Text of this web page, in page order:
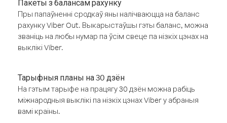
Пакеты з балансам рахунку
Пры папаўненні сродкаў яны налічваюцца на баланс
рахунку Viber Out. Выкарыстаўшы гэты баланс, можна
званіць на любы нумар па ўсім свеце па нізкіх цэнах на
выклікі Viber.
Тарыфныя планы на 30 дзён
На гэтым тарыфе на працягу 30 дзён можна рабіць
міжнародныя выклікі па нізкіх цэнах Viber у абраныя
вамі краіны.